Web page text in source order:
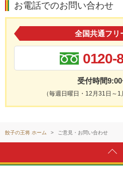
お電話でのお問い合わせ
全国共通フリ
0120-
受付時間
（毎週日曜日・12月31日～1
餃子の王将 ホーム ご意見・お問い合わせ